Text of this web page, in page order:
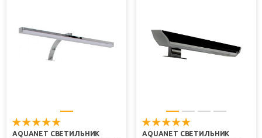
AQUANET СВЕТИЛЬНИК
AQUANET СВЕТИЛЬНИК